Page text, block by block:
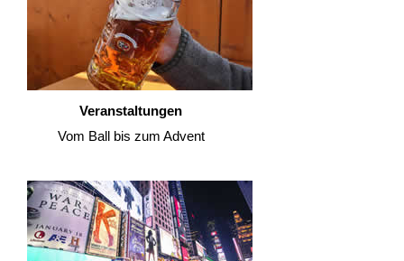
Veranstaltungen
Vom Ball bis zum Advent